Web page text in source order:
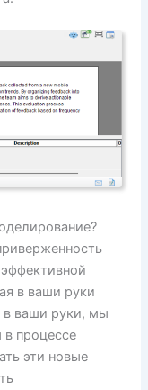
в ваши руки
в ваши руки, мы
процессе
эти новые